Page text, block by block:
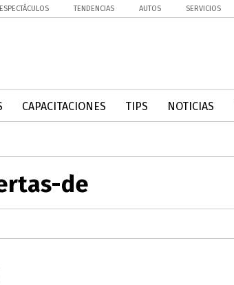
ESPECTÁCULOS TENDENCIAS AUTOS SERVICIOS
CAPACITACIONES TIPS NOTICIAS
de